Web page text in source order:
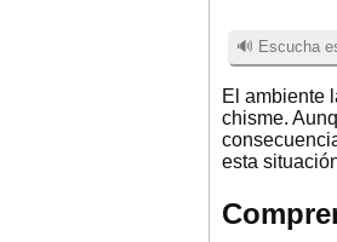
🔊 Escucha
El ambiente
chisme.
esta